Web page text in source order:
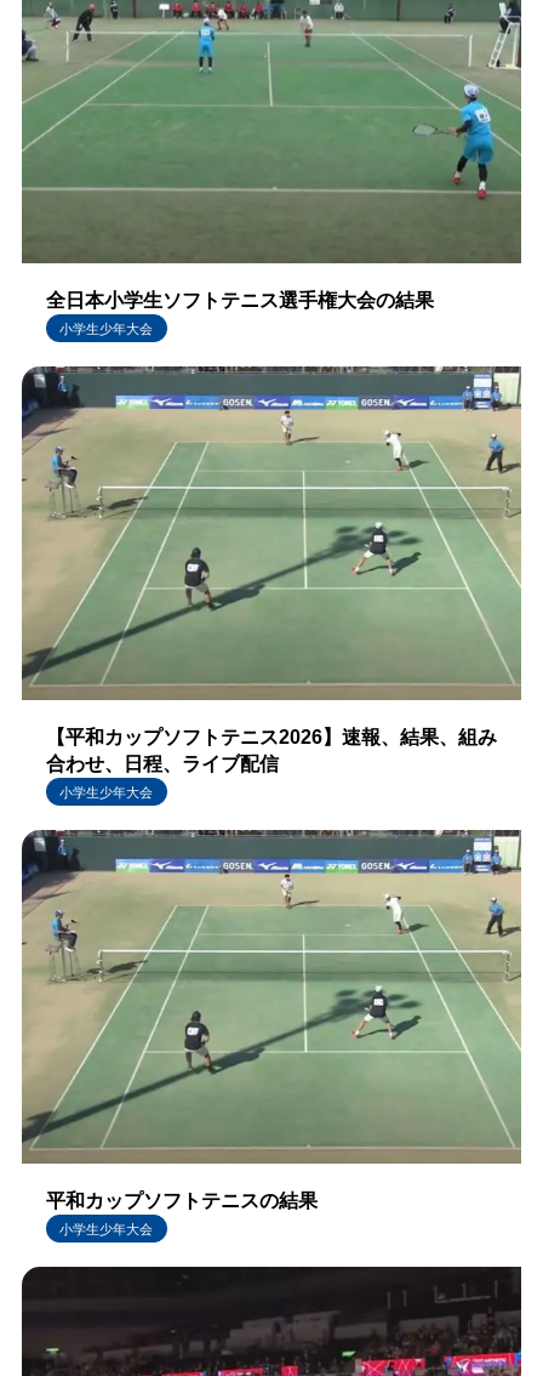
全日本小学生ソフトテニス選手権大会の結果
小学生少年大会
【平和カップソフトテニス2026】速報、結果、組み
合わせ、日程、ライブ配信
小学生少年大会
平和カップソフトテニスの結果
小学生少年大会